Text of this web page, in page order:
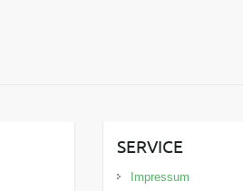
SERVICE
Impressum